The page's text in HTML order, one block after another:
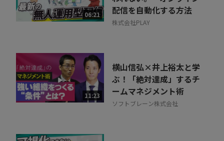
06:21
配信を自動化する方法
株式会社PLAY
11:23
横山信弘×井上裕太と学
ぶ！「絶対達成」するチ
ームマネジメント術
ソフトブレーン株式会社